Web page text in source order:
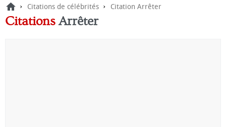
› Citations de célébrités › Citation Arrêter
CitationsArrêter